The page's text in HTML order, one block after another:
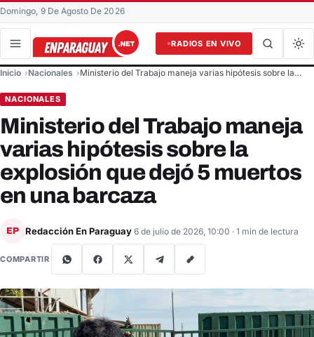
Domingo, 9 De Agosto De 2026
RADIOS EN VIVO
Buscar en el sitio
Inicio Nacionales Ministerio del Trabajo maneja varias hipótesis sobre la…
NACIONALES
Ministerio del Trabajo maneja
varias hipótesis sobre la
explosión que dejó 5 muertos
en una barcaza
EP Redacción En Paraguay 6 de julio de 2026, 10:00 · 1 min de lectura
COMPARTIR